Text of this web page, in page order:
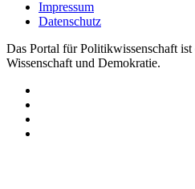
Impressum
Datenschutz
Das Portal für Politikwissenschaft
Wissenschaft und Demokratie.